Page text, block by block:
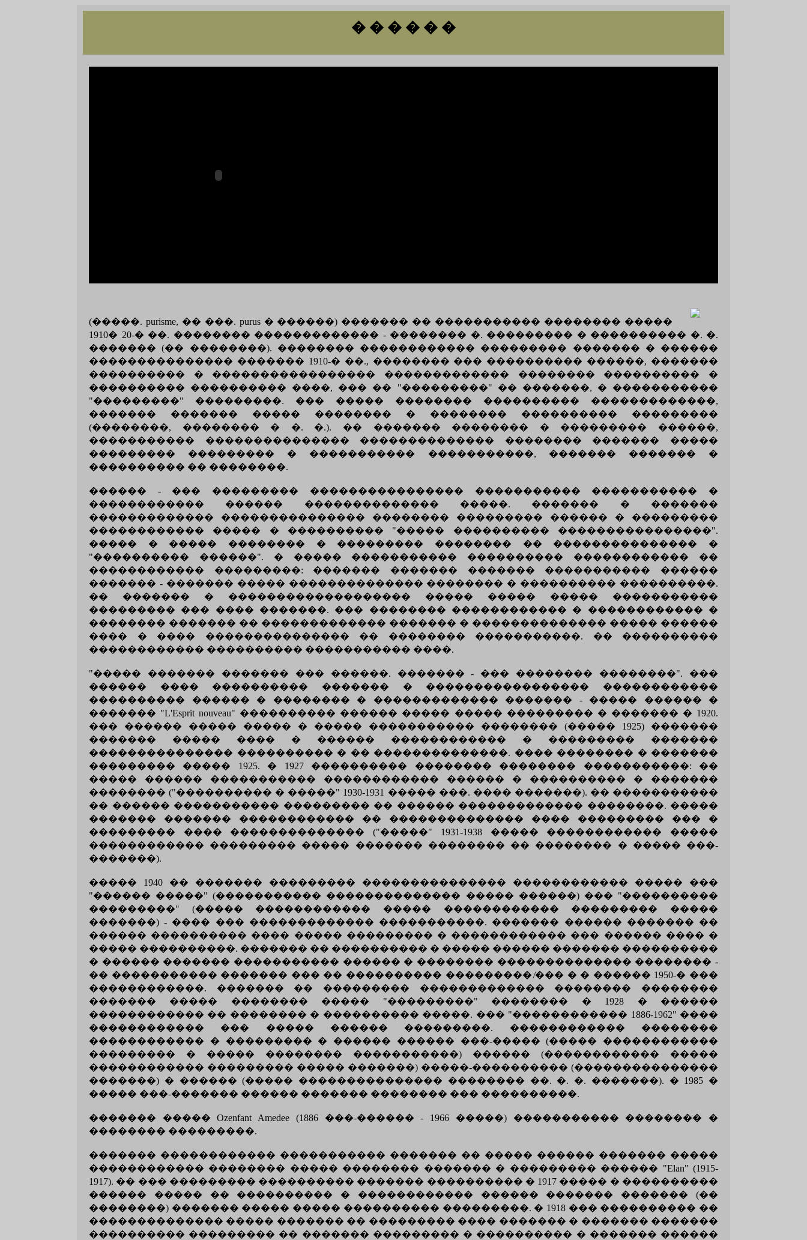
� � � � � �
(�����. purisme, �� ���. purus � ������) ������� �� ����������� �������� �����
1910� 20-� ��. �������� ������������� - �������� �. ��������� � ���������� �. �.
������� (�� ��������). �������� ������������ ��������� ������� � ������
��������������� ������� 1910-� ��., �������� ��� ���������� ������, �������
���������� � ����������������� ������������� �������� ���������� �
���������� ���������� ����, ��� �� "���������" �� �������, � �����������
"���������" ���������. ��� ����� �������� ���������� �������������,
������� ������� ����� �������� � �������� ���������� ���������
(��������, �������� � �. �.). �� ������� �������� � ��������� ������,
����������� ��������������� �������������� �������� ������� �����
��������� ��������� � ����������� �����������, ������� ������� �
���������� �� ��������.
������ - ��� ��������� ���������������� ����������� ����������� �
������������ ������ �������������� �����. ������� � �������
������������� ��������������� �������� ��������� ������ � ���������
������������ ����� � ���������� "����� ���������� ����������������".
����� � ����� �������� � ��������� �������� �� ��������������� �
"���������� ������". � ����� ����������� ���������� ������������ ��
������������ ���������: ������� ������� ������� ����������� ������
������� - ������� ����� �������������� �������� � ���������� ����������.
�� ������� � ������������������� ����� ����� ����� �����������
��������� ��� ���� �������. ��� �������� ������������ � ������������ �
�������� ������� �� ������������� ������� � �������������� ����� ������
���� � ���� ��������������� �� �������� �����������. �� ����������
������������ ���������� ����������� ����.
"����� ������� ������� ��� ������. ������� - ��� �������� ��������". ���
������ ���� ���������� ������� � ����������������� ������������
���������� ������ � �������� � ������������� ������� - ����� ������ �
������� "L'Esprit nouveau" ���������� ������ ����� ����� ��������� � ������� � 1920.
��� ������ ����� ����� � ����� ����������� �������� (����� 1925) �������
������� ����� ���� � ������ ������������ � ��������� �������
��������������� ���������� � �� ��������������. ���� �������� � �������
��������� ����� 1925. � 1927 ���������� �������� �������� �����������: ��
����� ������ ����������� ������������ ������ � ���������� � �������
�������� ("���������� � �����" 1930-1931 ����� ���. ���� �������). �� �����������
�� ������ ����������� ��������� �� ������ ������������� ��������. �����
������� ������� ������������ �� �������������� ���� ��������� ��� �
��������� ���� �������������� ("�����" 1931-1938 ����� ������������ �����
������������ ��������� ����� ������� �������� �� �������� � ����� ���-
�������).
����� 1940 �� ������� ��������� ��������������� ������������ ����� ���
"������ �����" (����������� �������������� ����� ������) ��� "����������
���������" (����� ������������ ����� ������������ ��������� �����
�������) - ���� ��� ������������� �����������. ������� ������ ������� ��
������ ���������� ���� ����� ��������� � ������������ ��� ������ ���� �
����� ����������. ������� �� ���������� � ����� ������ ������� ����������
� ������ ������� ����������� ������ � �������� �������������� �������� -
�� ����������� ������� ��� �� ���������� ��������� ̸��� � � ������ 1950-� ���
������������. ������� �� ��������� ������������� �������� ��������
������� ����� �������� ����� "���������" �������� � 1928 � ������
������������ �� �������� � ���������� �����. ��� "������������ 1886-1962" ����
������������ ��� ����� ������ ���������. ������������ ��������
������������ � ��������� � ������ ������ ���-����� (����� ������������
��������� � ����� �������� �����������) ������ (������������ �����
������������ ��������� ����� �������) �����-���������� (���������������
�������) � ������ (����� ��������������� �������� ��. �. �. �������). � 1985 �
����� ���-������� ������ ������� �������� ��� ����������.
������� ����� Ozenfant Amedee (1886 ���-������ - 1966 �����) ����������� �������� �
�������� ���������.
������� ������������ ����������� ������� �� ����� ������ ������� �����
������������ �������� ����� �������� ������� � ��������� ������ "Elan" (1915-
1917). �� ��� ��������� ���������� ������� ���������� � 1917 ����� � ����������
������ ����� �� ���������� � ������������ ������ ������� ������� (��
��������) ������� ����� ����� ���������� ���������. � 1918 ��� ���������� ��
�������������� ����� ������� �� ��������� ���� ������� � ������� �������
���������� ��������� �� ������� ��������� � ���������� � ������� ������